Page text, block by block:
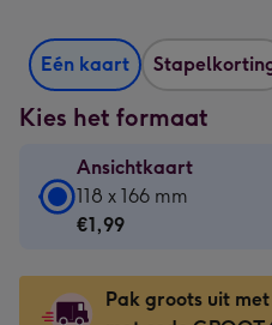
Eén kaart
Kies het formaat
Ansichtkaart
Ansichtkaart
-
-
118
118 x 166 mm
€1,99
Pak groots uit